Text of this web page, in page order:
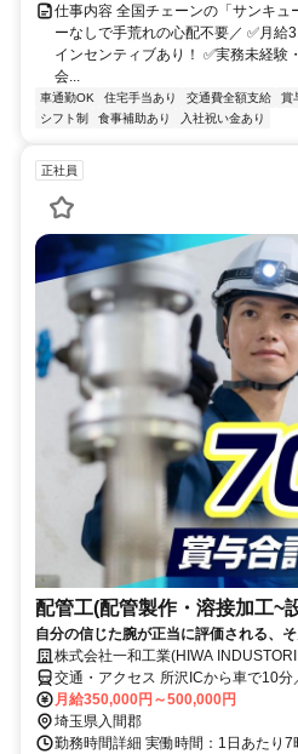
仕事内容 全国チェーンの「サンキュ
ーなしで手荒れの心配不要／ ✅月給
インセンティブあり！ ✅実務未経験
会...
車通勤OK 住宅手当あり 交通費全額支給 賞
シフト制
食事補助あり 入社祝い金あり
正社員
配管工(配管製作・溶接加工~
自分の信じた腕が正当に評価される、
株式会社一和工業(HIWA
交通・アクセス 所沢ICから車で10
OK（無料駐車場・駐輪場あり）
月給350,000円～500,000円
埼玉県入間郡
勤務時間詳細 実働時間：1日あたり